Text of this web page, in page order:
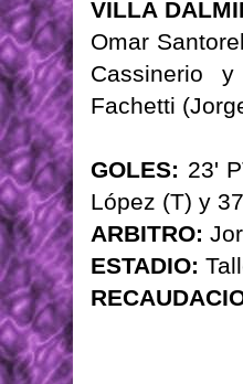
VILLA
Omar
Cassinerio
Fachetti
GOLES: 23'
López (T) y
ARBITRO:
ESTADIO: